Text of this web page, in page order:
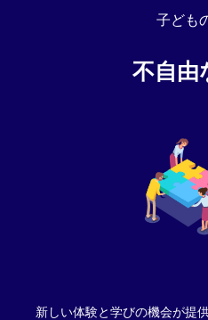
子ども
不自由
新しい体験と学びの機会が提